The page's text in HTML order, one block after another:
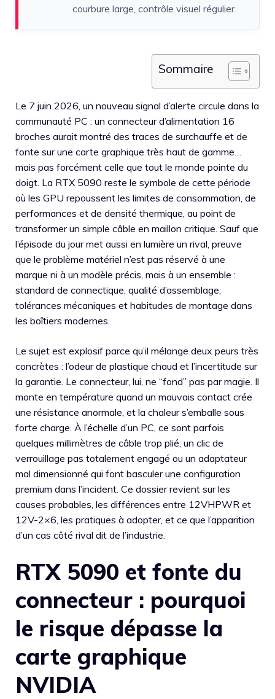
courbure large, contrôle visuel régulier.
Sommaire
Le 7 juin 2026, un nouveau signal d’alerte circule dans la
communauté PC : un connecteur d’alimentation 16
broches aurait montré des traces de surchauffe et de
fonte sur une carte graphique très haut de gamme…
mais pas forcément celle que tout le monde pointe du
doigt. La RTX 5090 reste le symbole de cette période
où les GPU repoussent les limites de consommation, de
performances et de densité thermique, au point de
transformer un simple câble en maillon critique. Sauf que
l’épisode du jour met aussi en lumière un rival, preuve
que le problème matériel n’est pas réservé à une
marque ni à un modèle précis, mais à un ensemble :
standard de connectique, qualité d’assemblage,
tolérances mécaniques et habitudes de montage dans
les boîtiers modernes.
Le sujet est explosif parce qu’il mélange deux peurs très
concrètes : l’odeur de plastique chaud et l’incertitude sur
la garantie. Le connecteur, lui, ne “fond” pas par magie. Il
monte en température quand un mauvais contact crée
une résistance anormale, et la chaleur s’emballe sous
forte charge. À l’échelle d’un PC, ce sont parfois
quelques millimètres de câble trop plié, un clic de
verrouillage pas totalement engagé ou un adaptateur
mal dimensionné qui font basculer une configuration
premium dans l’incident. Ce dossier revient sur les
causes probables, les différences entre 12VHPWR et
12V-2×6, les pratiques à adopter, et ce que l’apparition
d’un cas côté rival dit de l’industrie.
RTX 5090 et fonte du
connecteur : pourquoi
le risque dépasse la
carte graphique
NVIDIA